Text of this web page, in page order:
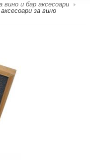
вино и бар аксесоари
за вино